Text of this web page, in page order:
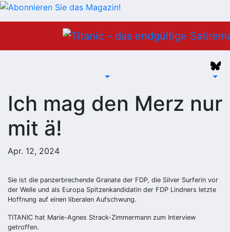
Ich mag den Merz nur
mit ä!
Apr. 12, 2024
Sie ist die panzerbrechende Granate der FDP, die Silver Surferin vor
der Welle und als Europa Spitzenkandidatin der FDP Lindners letzte
Hoffnung auf einen liberalen Aufschwung.
TITANIC hat Marie-Agnes Strack-Zimmermann zum Interview
getroffen.